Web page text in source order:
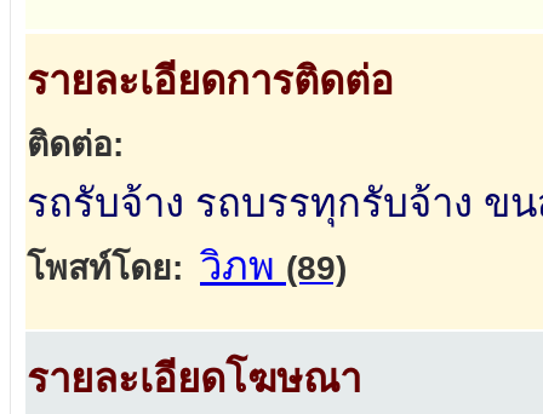
รายละเอียดการติดต่อ
ติดต่อ:
รถรับจ้าง รถบรรทุกรับจ้าง ข
โพสท์โดย: วิภพ (89)
รายละเอียดโฆษณา